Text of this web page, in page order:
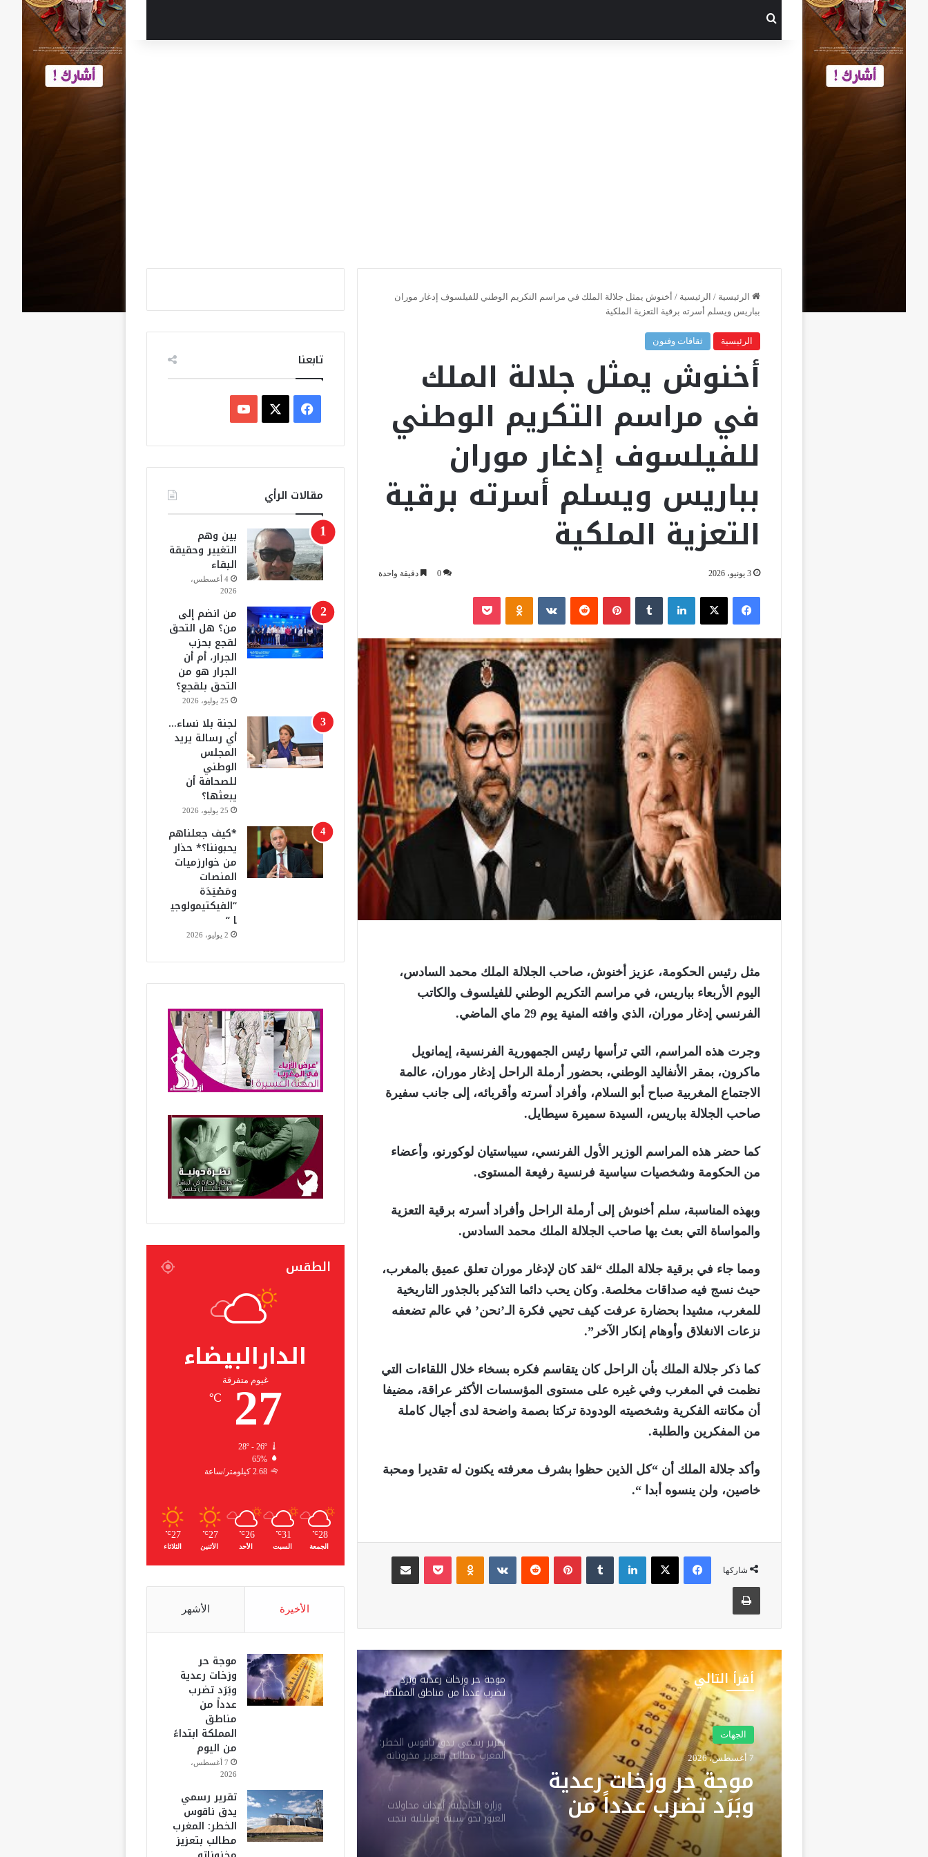
الرئيسية / الرئيسية / أخنوش يمثل جلالة الملك في مراسم التكريم الوطني للفيلسوف إدغار موران
بباريس ويسلم أسرته برقية التعزية الملكية
الرئيسية ثقافات وفنون
أخنوش يمثل جلالة الملك
في مراسم التكريم الوطني
للفيلسوف إدغار موران
بباريس ويسلم أسرته برقية
التعزية الملكية
3 يونيو، 2026 0 دقيقة واحدة
فيسبوك ‫X لينكدإن بينتيريست
مثل رئيس الحكومة، عزيز أخنوش، صاحب الجلالة الملك محمد السادس،
اليوم الأربعاء بباريس، في مراسم التكريم الوطني للفيلسوف والكاتب
الفرنسي إدغار موران، الذي وافته المنية يوم 29 ماي الماضي.
وجرت هذه المراسم، التي ترأسها رئيس الجمهورية الفرنسية، إيمانويل
ماكرون، بمقر الأنفاليد الوطني، بحضور أرملة الراحل إدغار موران، عالمة
الاجتماع المغربية صباح أبو السلام، وأفراد أسرته وأقربائه، إلى جانب سفيرة
صاحب الجلالة بباريس، السيدة سميرة سيطايل.
كما حضر هذه المراسم الوزير الأول الفرنسي، سيباستيان لوكورنو، وأعضاء
من الحكومة وشخصيات سياسية فرنسية رفيعة المستوى.
وبهذه المناسبة، سلم أخنوش إلى أرملة الراحل وأفراد أسرته برقية التعزية
والمواساة التي بعث بها صاحب الجلالة الملك محمد السادس.
ومما جاء في برقية جلالة الملك “لقد كان لإدغار موران تعلق عميق بالمغرب،
حيث نسج فيه صداقات مخلصة. وكان يحب دائما التذكير بالجذور التاريخية
للمغرب، مشيدا بحضارة عرفت كيف تحيي فكرة الـ’نحن’ في عالم تضعفه
نزعات الانغلاق وأوهام إنكار الآخر”.
كما ذكر جلالة الملك بأن الراحل كان يتقاسم فكره بسخاء خلال اللقاءات التي
نظمت في المغرب وفي غيره على مستوى المؤسسات الأكثر عراقة، مضيفا
أن مكانته الفكرية وشخصيته الودودة تركتا بصمة واضحة لدى أجيال كاملة
من المفكرين والطلبة.
وأكد جلالة الملك أن “كل الذين حظوا بشرف معرفته يكنون له تقديرا ومحبة
خاصين، ولن ينسوه أبدا “.
شاركها
فيسبوك ‫X لينكدإن بينتيريست
أقرأ التالي
الجهات
7 أغسطس، 2026
الإقتصاد
7 أغسطس، 2026
تقرير رسمي يدق
ناقوس الخطر: المغرب
مطالب بتعزيز مخزوناته
موجة حر وزخات رعدية وبَرَد
تضرب عدداً من مناطق المملكة
ابتداءً من اليوم
تقرير رسمي يدق ناقوس الخطر:
المغرب مطالب بتعزيز مخزوناته
الاستراتيجية من المحروقات
وزارة الداخلية: أحداث محاولات
العبور نحو سبتة ومليلية نتجت
عن حملات تضليل رقمية
وشبكات الاتجار بالبشر
تابعنا
س
ب
ك
o
u
b
مقالات الرأي
بين وهم
التغيير وحقيقة
البقاء
4 أغسطس،
2026
من انضم إلى
من؟ هل التحق
لقجع بحزب
الجرار، أم أن
الجرار هو من
التحق بلقجع؟
25 يوليو، 2026
لجنة بلا نساء…
أي رسالة يريد
المجلس
الوطني
للصحافة أن
يبعثها؟
25 يوليو، 2026
*كيف جعلناهم
يحبوننا؟* حذار
من خوارزميات
المنصات
ومَصْيَدَة
“الفيكتيمولوجي
ا “
2 يوليو، 2026
الطقس
الدارالبيضاء
غيوم متفرقة
27
℃
28º - 26º
65%
2.68 كيلومتر/ساعة
28
℃
الجمعة
31
℃
السبت
26
℃
الأحد
27
℃
الأثنين
27
℃
الثلاثاء
الأخيرة الأشهر
موجة حر
وزخات رعدية
وبَرَد تضرب
عدداً من
مناطق
المملكة ابتداءً
من اليوم
7 أغسطس،
2026
تقرير رسمي
يدق ناقوس
الخطر: المغرب
مطالب بتعزيز